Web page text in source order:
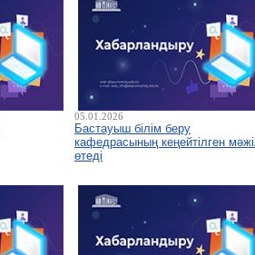
05.01.2026
Бастауыш білім беру
кафедрасының кеңейтілген
өтеді